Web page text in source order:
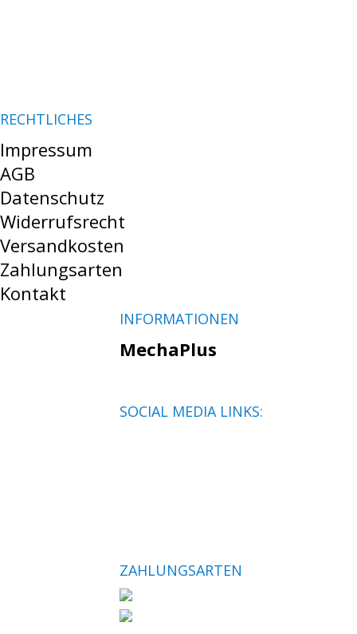
RECHTLICHES
Impressum
AGB
Datenschutz
Widerrufsrecht
Versandkosten
Zahlungsarten
Kontakt
INFORMATIONEN
MechaPlus
SOCIAL MEDIA LINKS:
ZAHLUNGSARTEN